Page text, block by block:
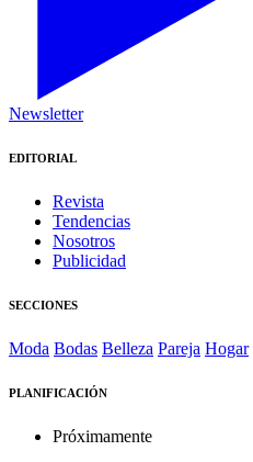
Newsletter
EDITORIAL
Revista
Tendencias
Nosotros
Publicidad
SECCIONES
Moda Bodas Belleza Pareja Hogar
PLANIFICACIÓN
Próximamente